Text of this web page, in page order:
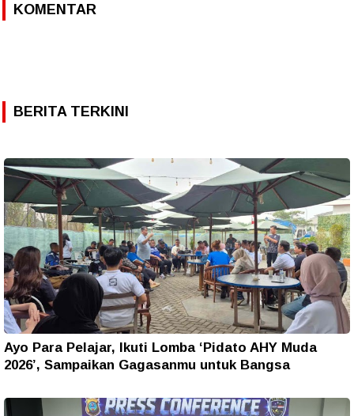
KOMENTAR
BERITA TERKINI
Ayo Para Pelajar, Ikuti Lomba ‘Pidato AHY Muda
2026’, Sampaikan Gagasanmu untuk Bangsa